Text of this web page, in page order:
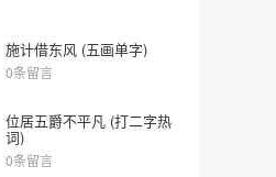
施计借东风 (五画单字)
0条留言
位居五爵不平凡 (打二字热
词)
0条留言